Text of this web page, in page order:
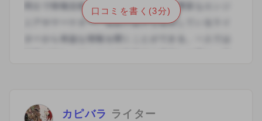
口コミを書く(3分)
カピバラ ライター